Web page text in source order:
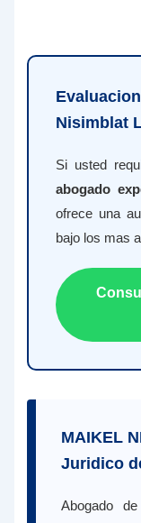
Nisimblat
Si usted
abogado
ofrece una
bajo los mas
MAIKEL
Juridico
Abogado